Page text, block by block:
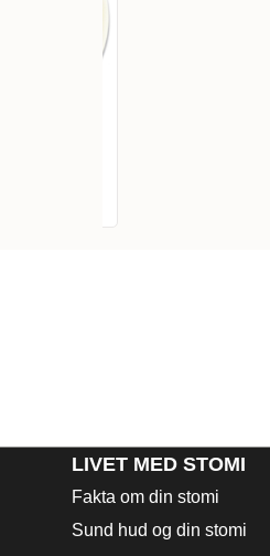
LIVET MED STOMI
Fakta om din stomi
Sund hud og din stomi